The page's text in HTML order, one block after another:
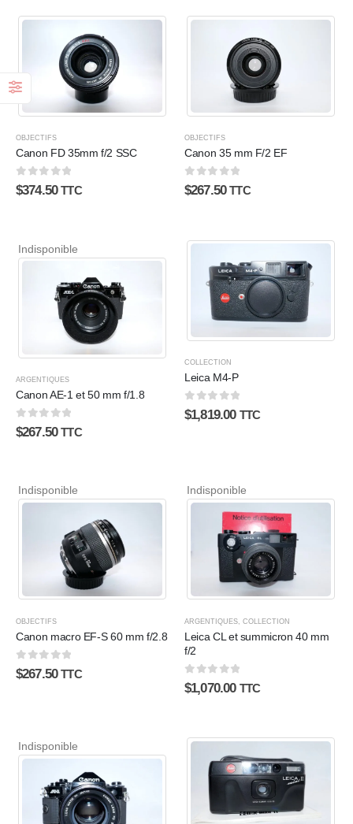
OBJECTIFS
Canon FD 35mm f/2 SSC
0sur 5
$374.50 TTC
OBJECTIFS
Canon 35 mm F/2 EF
0sur 5
$267.50 TTC
Indisponible
ARGENTIQUES
Canon AE-1 et 50 mm f/1.8
0sur 5
$267.50 TTC
COLLECTION
Leica M4-P
0sur 5
$1,819.00 TTC
Indisponible
OBJECTIFS
Canon macro EF-S 60 mm f/2.8
0sur 5
$267.50 TTC
Indisponible
ARGENTIQUES COLLECTION
Leica CL et summicron 40 mm
f/2
0sur 5
$1,070.00 TTC
Indisponible